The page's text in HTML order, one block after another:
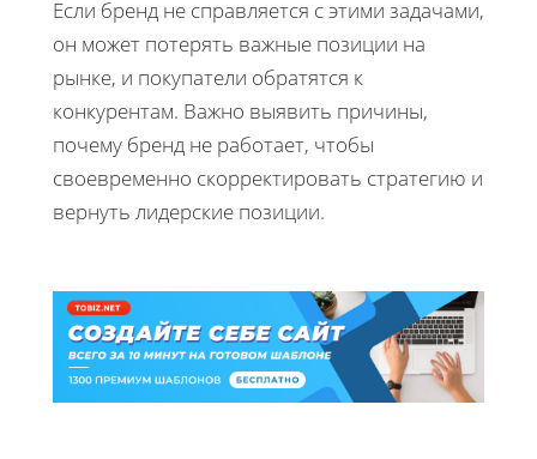
Если бренд не справляется с этими задачами,
он может потерять важные позиции на
рынке, и покупатели обратятся к
конкурентам. Важно выявить причины,
почему бренд не работает, чтобы
своевременно скорректировать стратегию и
вернуть лидерские позиции.